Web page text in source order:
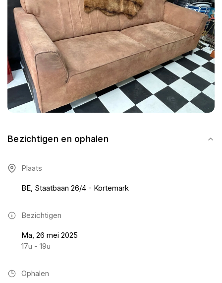
Bezichtigen en ophalen
Plaats
BE, Staatbaan 26/4 - Kortemark
Bezichtigen
Ma, 26 mei 2025
17u - 19u
Ophalen